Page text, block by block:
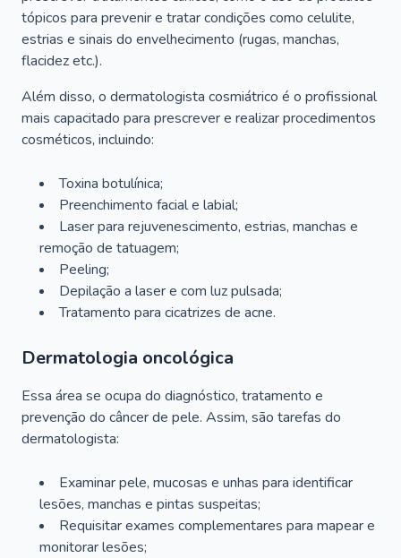
tópicos para prevenir e tratar condições como celulite,
estrias e sinais do envelhecimento (rugas, manchas,
flacidez etc.).
Além disso, o dermatologista cosmiátrico é o profissional
mais capacitado para prescrever e realizar procedimentos
cosméticos, incluindo:
Toxina botulínica;
Preenchimento facial e labial;
Laser para rejuvenescimento, estrias, manchas e
remoção de tatuagem;
Peeling;
Depilação a laser e com luz pulsada;
Tratamento para cicatrizes de acne.
Dermatologia oncológica
Essa área se ocupa do diagnóstico, tratamento e
prevenção do câncer de pele. Assim, são tarefas do
dermatologista:
Examinar pele, mucosas e unhas para identificar
lesões, manchas e pintas suspeitas;
Requisitar exames complementares para mapear e
monitorar lesões;